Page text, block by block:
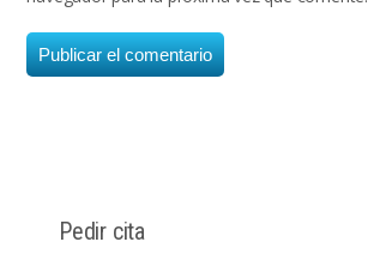
Pedir cita